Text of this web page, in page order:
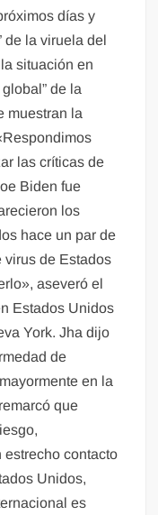
días y
de la viruela del
situación en
de la
muestran la
las críticas de
Biden fue
los
hace un par de
virus de Estados
aseveró el
Estados Unidos
York. Jha dijo
de
en la
que
contacto
Unidos,
es